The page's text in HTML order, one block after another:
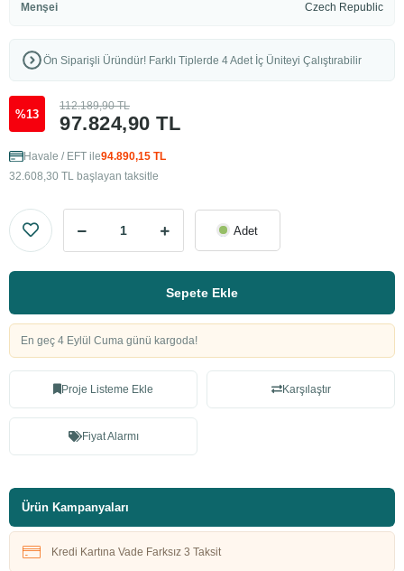
Menşei Czech Republic
Ön Siparişli Üründür! Farklı Tiplerde 4 Adet İç Üniteyi Çalıştırabilir
%13 97.824,90 TL
112.189,90 TL
Havale / EFT ile94.890,15 TL
32.608,30 TL başlayan taksitle
Adet
Sepete Ekle
En geç 4 Eylül Cuma günü kargoda!
Proje Listeme Ekle Karşılaştır
Fiyat Alarmı
Ürün Kampanyaları
Kredi Kartına Vade Farksız 3 Taksit